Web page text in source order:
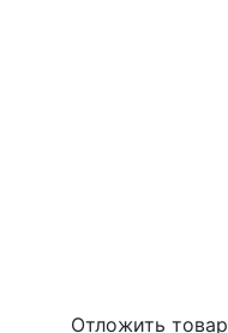
Отложить товар